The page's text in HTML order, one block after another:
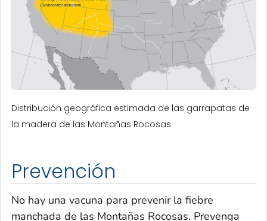
Distribución geográfica estimada de las garrapatas de
la madera de las Montañas Rocosas.
Prevención
No hay una vacuna para prevenir la fiebre
manchada de las Montañas Rocosas. Prevenga